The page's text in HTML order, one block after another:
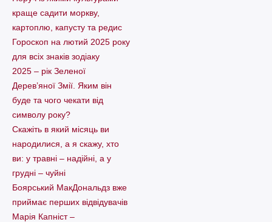
краще садити моркву,
картоплю, капусту та редис
Гороскоп на лютий 2025 року
для всіх знаків зодіаку
2025 – рік Зеленої
Дерев’яної Змії. Яким він
буде та чого чекати від
символу року?
Скажіть в який місяць ви
народилися, а я скажу, хто
ви: у травні – надійні, а у
грудні – чуйні
Боярський МакДональдз вже
приймає перших відвідувачів
Марія Капніст –